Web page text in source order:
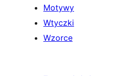
Motywy
Wtyczki
Wzorce